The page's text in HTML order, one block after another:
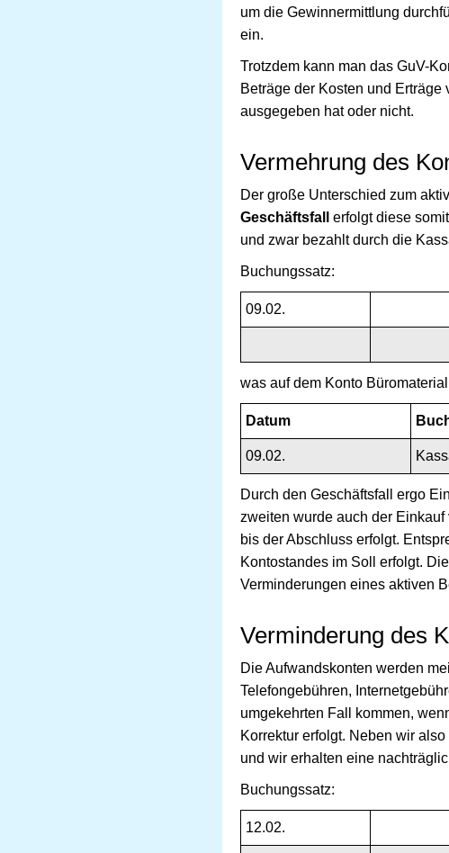
um die Gewinnermittlung
ein.
Trotzdem kann man das GuV-
Beträge der Kosten und
ausgegeben hat oder nicht.
Vermehrung des
Der große Unterschied zum
Geschäftsfall
erfolgt diese
und zwar bezahlt durch die
Buchungssatz:
09.02.
was auf dem Konto
Datum
09.02.
Durch den Geschäftsfall ergo
zweiten wurde auch der
bis der Abschluss erfolgt.
Kontostandes im Soll erfolgt.
Verminderungen eines aktiven
Verminderung des
Die Aufwandskonten werden
Telefongebühren,
umgekehrten Fall kommen,
Korrektur erfolgt. Neben wir
und wir erhalten eine
Buchungssatz:
12.02.